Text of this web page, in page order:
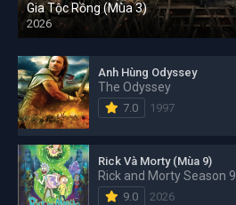
Gia Tộc Rồng (Mùa 3)
2026
Anh Hùng Odyssey
The Odyssey
7.0 1997
Rick Và Morty (Mùa 9)
Rick and Morty Season 9
9.0 2026